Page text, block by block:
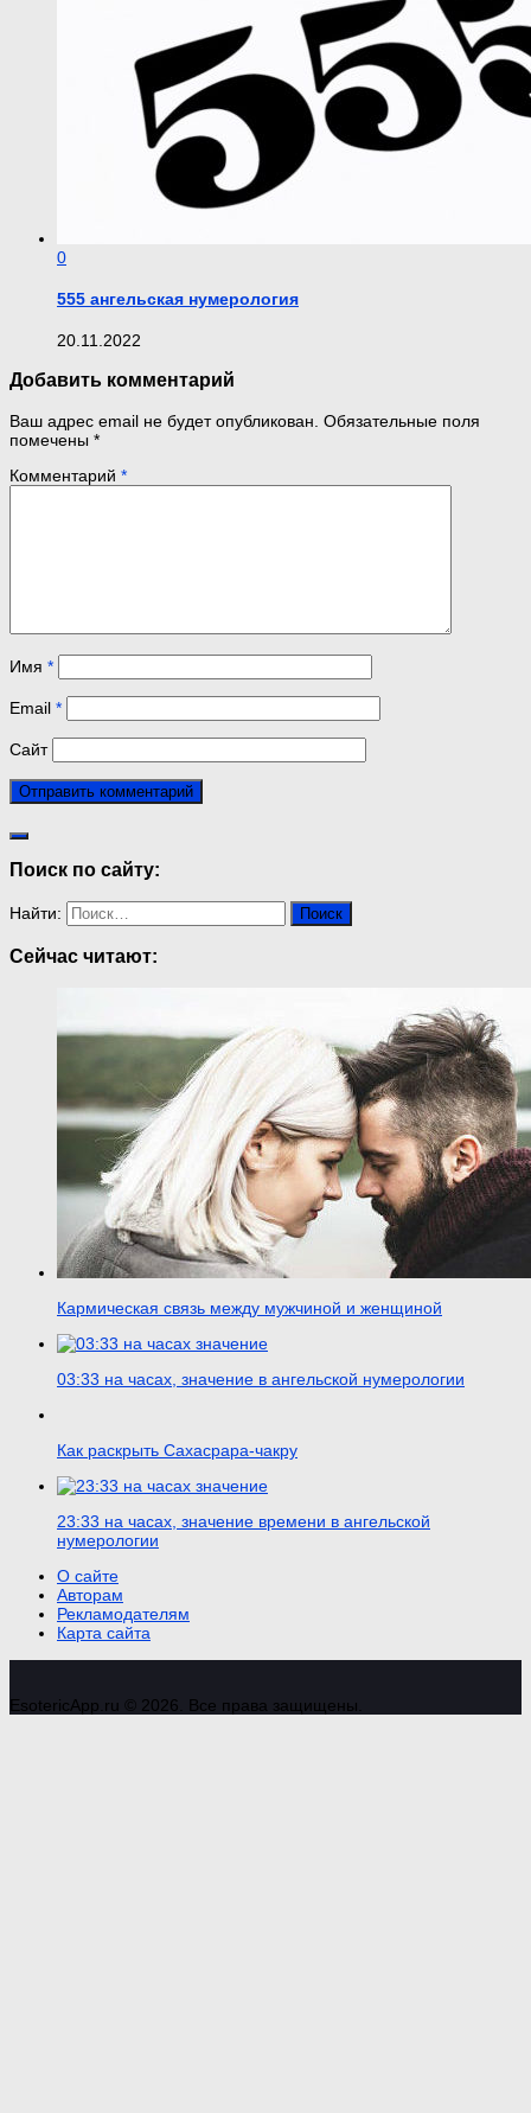
0
555 ангельская нумерология
20.11.2022
Добавить комментарий
Ваш адрес email не будет опубликован. Обязательные поля
помечены *
Комментарий *
Имя *
Email *
Сайт
Поиск по сайту:
Найти:
Сейчас читают:
Кармическая связь между мужчиной и женщиной
03:33 на часах, значение в ангельской нумерологии
Как раскрыть Сахасрара-чакру
23:33 на часах, значение времени в ангельской
нумерологии
О сайте
Авторам
Рекламодателям
Карта сайта
EsotericApp.ru © 2026. Все права защищены.